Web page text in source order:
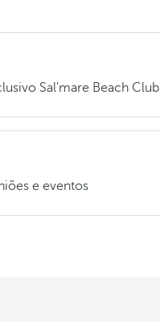
Sal'mare Beach Club
e eventos